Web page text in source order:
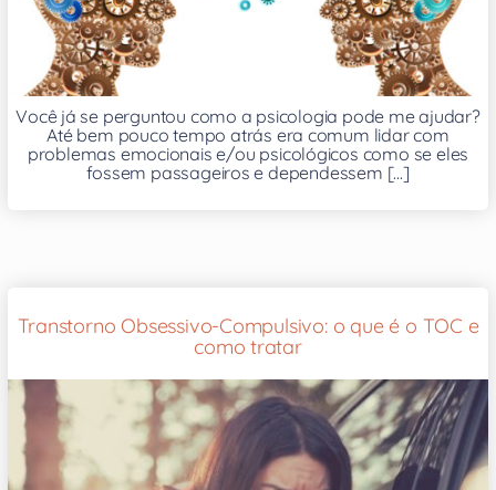
Você já se perguntou como a psicologia pode me ajudar?
Até bem pouco tempo atrás era comum lidar com
problemas emocionais e/ou psicológicos como se eles
fossem passageiros e dependessem [...]
Transtorno Obsessivo-Compulsivo: o que é o TOC e
como tratar